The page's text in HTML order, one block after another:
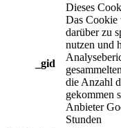
_gid
Dieses
Das Cookie
darüber zu
nutzen und
die Anzahl
gekommen
Anbieter
Stunden